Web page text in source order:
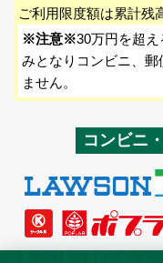
ご利用限度額は累計残
※注意※30万円を超
みとなりコンビニ、郵
ません。
コンビニ